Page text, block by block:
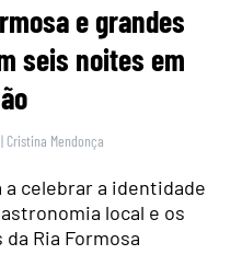
e grandes
seis noites em
| Cristina Mendonça
celebrar a identidade
local e os
Ria Formosa